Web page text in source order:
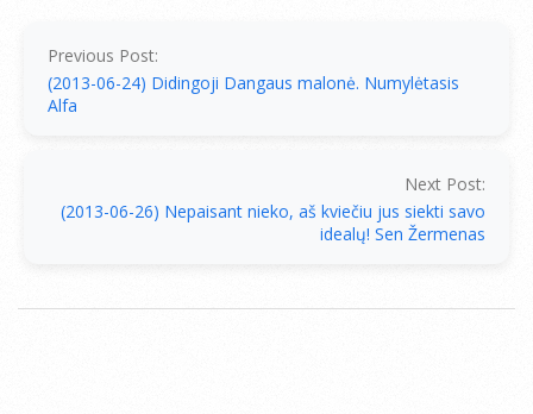
Previous Post:
(2013-06-24) Didingoji Dangaus malonė. Numylėtasis
Alfa
Next Post:
(2013-06-26) Nepaisant nieko, aš kviečiu jus siekti savo
idealų! Sen Žermenas